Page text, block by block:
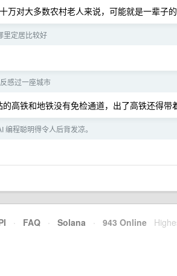
万对大多数农村老人来说，可能就是一辈子
里定居比较好
感过一座城市
高铁和地铁没有免检通道，出了高铁还得带
编程聪明得令人后背发凉。
· FAQ · Solana · 943 Online